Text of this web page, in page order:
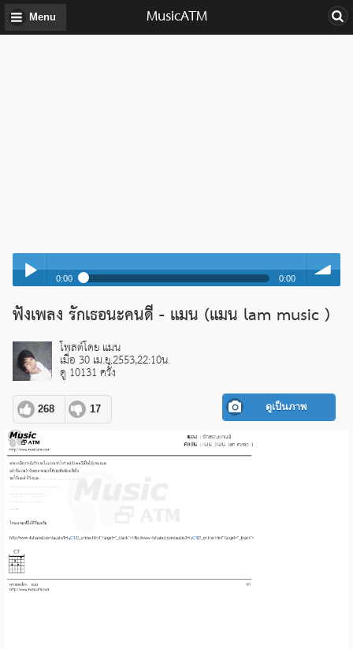
Menu MusicATM
Play /
pause
0:00 0:00
volume
รักเธอนะคนดี - แมน (แมน lam music )
รักเธอนะคนดี - แมน (แมน lam music )
ฟังเพลง รักเธอนะคนดี - แมน (แมน lam music )
โพสต์โดย แมน
เมื่อ 30 เม.ย.2553,22:10น.
ดู 10131 ครั้ง
268 17 ดูเป็นภาพ